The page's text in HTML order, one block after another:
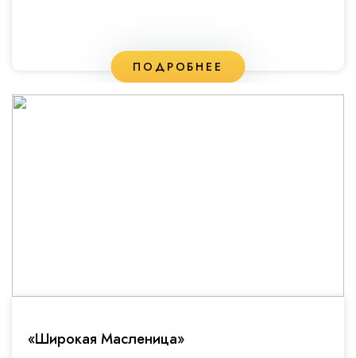
ПОДРОБНЕЕ
«Широкая Масленица»